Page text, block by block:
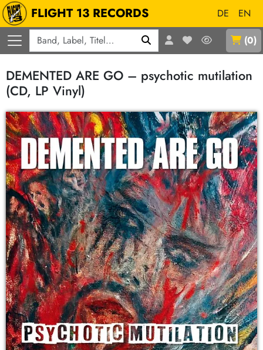
FLIGHT 13 RECORDS DE
EN
(0)
DEMENTED ARE GO – psychotic mutilation
(CD, LP Vinyl)